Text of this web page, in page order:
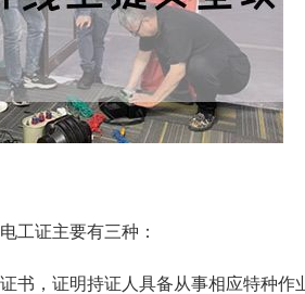
工证主要有三种：
，证明持证人具备从事相应特种作